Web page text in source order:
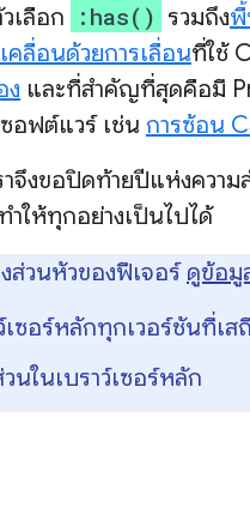
เลือก
:has() รวมถึงพื้
ลื่อนด้วยการเลื่อนที่ใช้
ง และที่สำคัญที่สุดคือมี
อฟต์แวร์ เช่น การซ้อน
จึงขอปิดท้ายปีแห่งควา
ำให้ทุกอย่างเป็นไปได้
ส่วนหัวของฟีเจอร์ ดูข้อมู
เซอร์หลักทุกเวอร์ชันที่เส
นในเบราว์เซอร์หลัก